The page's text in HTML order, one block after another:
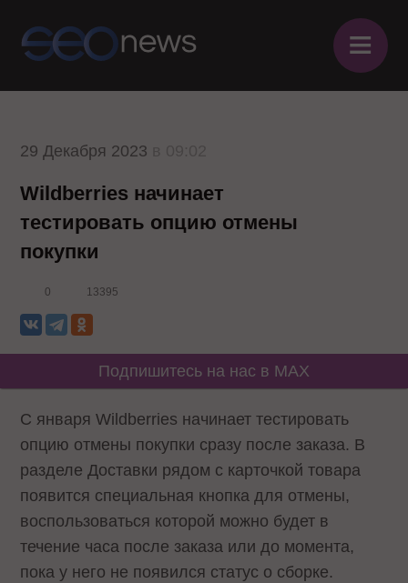
≡
29 Декабря 2023
Wildberries начинает
тестировать опцию отмены
покупки
0 13395
Подпишитесь на нас в MAX
С января Wildberries начинает тестировать
опцию отмены покупки сразу после заказа. В
разделе Доставки рядом с карточкой товара
появится специальная кнопка для отмены,
воспользоваться которой можно будет в
течение часа после заказа или до момента,
пока у него не появился статус о сборке.